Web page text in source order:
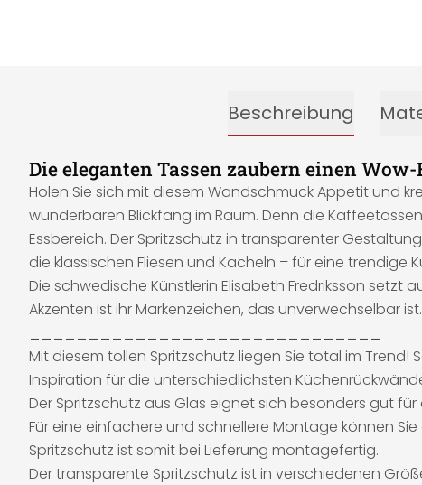
Beschreibung
Die eleganten Tassen zaubern einen
Holen Sie sich mit diesem Wandschmuck Appetit und
wunderbaren Blickfang im Raum. Denn die
Essbereich. Der Spritzschutz in transparenter
die klassischen Fliesen und Kacheln – für eine trendige
Die schwedische Künstlerin Elisabeth Fredriksson
Akzenten ist ihr Markenzeichen, das unverwechselbar ist.
Mit diesem tollen Spritzschutz liegen Sie total im
Inspiration für die unterschiedlichsten
Der Spritzschutz aus Glas eignet sich besonders gut
Für eine einfachere und schnellere Montage können
Spritzschutz ist somit bei Lieferung montagefertig.
Der transparente Spritzschutz ist in verschiedenen